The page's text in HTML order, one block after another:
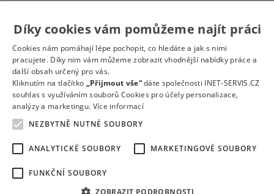
Technika a elektrotechnika
Tvůrčí práce a design
Výroba
Vzdělávání a školství
Zdravotnictví
Zemědělství, lesnictví a vodní hospodářství
Kontakt Práce na e-mail
Nastavení cookies
© 2022Správnýkrok.cz
Díky cookies vám pomůžeme najít práci
Cookies nám pomáhají lépe pochopit, co hledáte a jak s nimi
pracujete. Díky nim vám můžeme zobrazit vhodnější nabídky práce a
další obsah určený pro vás.
Kliknutím na tlačítko „Přijmout vše“dáte společnosti INET-SERVIS.CZ
souhlas s využíváním souborů Cookies pro účely personalizace,
analýzy a marketingu. Více informací
NEZBYTNĚ NUTNÉ SOUBORY
ANALYTICKÉ SOUBORY MARKETINGOVÉ SOUBORY
FUNKČNÍ SOUBORY
ZOBRAZIT PODROBNOSTI